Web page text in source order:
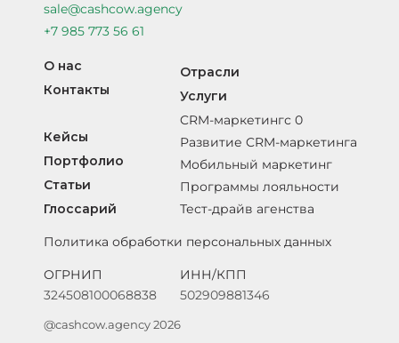
@cashcow.agency 2026
Политика обработки персональных данных
Тест-драйв агенства
Программы лояльности
Мобильный маркетинг
Развитие CRM-маркетинга
CRM-маркетингс 0
+7 985 773 56 61
sale@cashcow.agency
ОГРНИП
324508100068838
Контакты
Статьи
Глоссарий
Портфолио
Отрасли
Кейсы
Услуги
О нас
ИНН/КПП
502909881346